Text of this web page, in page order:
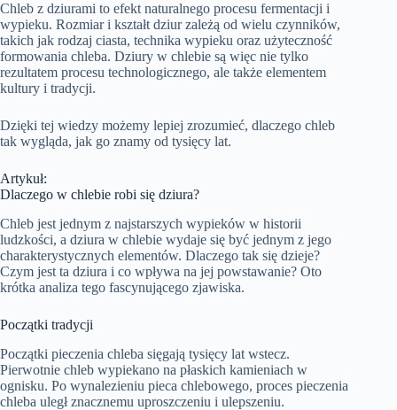
Chleb z dziurami to efekt naturalnego procesu fermentacji i
wypieku. Rozmiar i kształt dziur zależą od wielu czynników,
takich jak rodzaj ciasta, technika wypieku oraz użyteczność
formowania chleba. Dziury w chlebie są więc nie tylko
rezultatem procesu technologicznego, ale także elementem
kultury i tradycji.
Dzięki tej wiedzy możemy lepiej zrozumieć, dlaczego chleb
tak wygląda, jak go znamy od tysięcy lat.
Artykuł:
Dlaczego w chlebie robi się dziura?
Chleb jest jednym z najstarszych wypieków w historii
ludzkości, a dziura w chlebie wydaje się być jednym z jego
charakterystycznych elementów. Dlaczego tak się dzieje?
Czym jest ta dziura i co wpływa na jej powstawanie? Oto
krótka analiza tego fascynującego zjawiska.
Początki tradycji
Początki pieczenia chleba sięgają tysięcy lat wstecz.
Pierwotnie chleb wypiekano na płaskich kamieniach w
ognisku. Po wynalezieniu pieca chlebowego, proces pieczenia
chleba uległ znacznemu uproszczeniu i ulepszeniu.